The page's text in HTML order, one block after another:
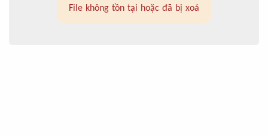
File không tồn tại hoặc đã bị xoá